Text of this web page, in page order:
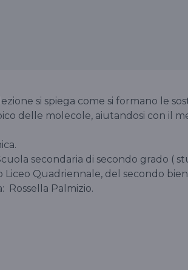
si spiega come si formano le
delle molecole, aiutandosi con il
secondaria di secondo grado (
Liceo Quadriennale, del secondo
Rossella Palmizio.